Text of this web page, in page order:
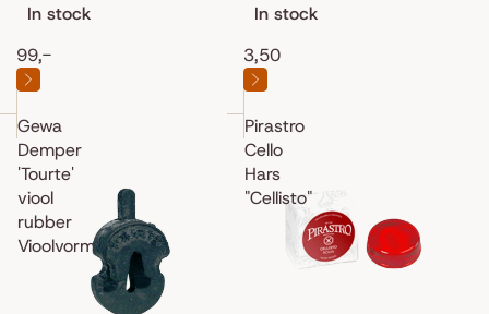
In stock
99,-
In stock
3,50
Gewa
Demper
'Tourte'
viool
rubber
Vioolvorm
Pirastro
Cello
Hars
"Cellisto"